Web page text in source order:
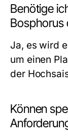
Benötige
Bosphorus
Ja, es wird
um einen
der
Können